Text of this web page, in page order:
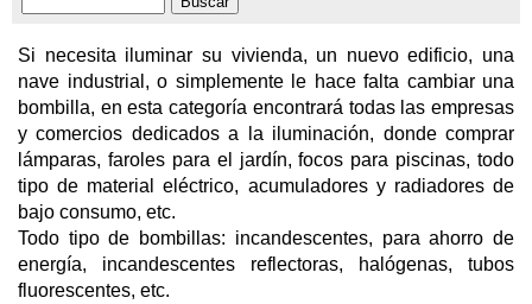
Si necesita iluminar su vivienda, un nuevo edificio, una
nave industrial, o simplemente le hace falta cambiar una
bombilla, en esta categoría encontrará todas las empresas
y comercios dedicados a la iluminación, donde comprar
lámparas, faroles para el jardín, focos para piscinas, todo
tipo de material eléctrico, acumuladores y radiadores de
bajo consumo, etc.
Todo tipo de bombillas: incandescentes, para ahorro de
energía, incandescentes reflectoras, halógenas, tubos
fluorescentes, etc.